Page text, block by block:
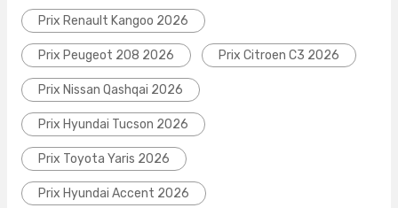
Prix Renault Kangoo 2026
Prix Peugeot 208 2026 Prix Citroen C3 2026
Prix Nissan Qashqai 2026
Prix Hyundai Tucson 2026
Prix Toyota Yaris 2026
Prix Hyundai Accent 2026